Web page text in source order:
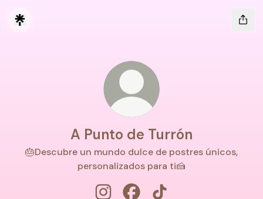
A Punto de Turrón
🎂Descubre un mundo dulce de postres únicos,
personalizados para ti🍰